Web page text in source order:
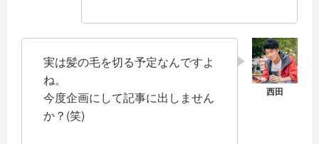
実は髪の毛を切る予定なんですよ
ね。
今度企画にして記事に出しません
か？(笑)